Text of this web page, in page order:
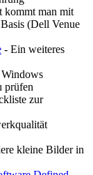
kommt man mit
(Dell Venue
- Ein weiteres
prüfen
zur
kleine Bilder in